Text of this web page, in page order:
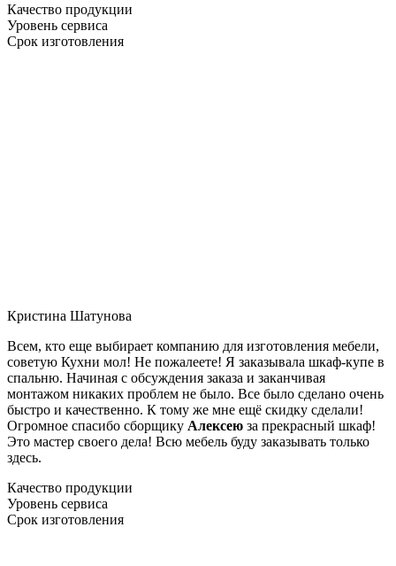
Качество продукции
Уровень сервиса
Срок изготовления
Кристина Шатунова
Всем, кто еще выбирает компанию для изготовления мебели,
советую Кухни мол! Не пожалеете! Я заказывала шкаф-купе в
спальню. Начиная с обсуждения заказа и заканчивая
монтажом никаких проблем не было. Все было сделано очень
быстро и качественно. К тому же мне ещё скидку сделали!
Огромное спасибо сборщику Алексею за прекрасный шкаф!
Это мастер своего дела! Всю мебель буду заказывать только
здесь.
Качество продукции
Уровень сервиса
Срок изготовления